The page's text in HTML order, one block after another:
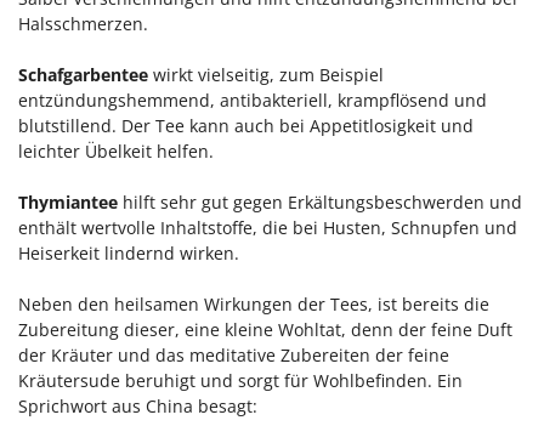
Halsschmerzen.
Schafgarbentee wirkt vielseitig, zum Beispiel
entzündungshemmend, antibakteriell, krampflösend und
blutstillend. Der Tee kann auch bei Appetitlosigkeit und
leichter Übelkeit helfen.
Thymiantee hilft sehr gut gegen Erkältungsbeschwerden und
enthält wertvolle Inhaltstoffe, die bei Husten, Schnupfen und
Heiserkeit lindernd wirken.
Neben den heilsamen Wirkungen der Tees, ist bereits die
Zubereitung dieser, eine kleine Wohltat, denn der feine Duft
der Kräuter und das meditative Zubereiten der feine
Kräutersude beruhigt und sorgt für Wohlbefinden. Ein
Sprichwort aus China besagt: